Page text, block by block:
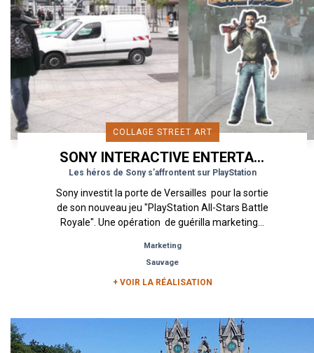
COLLAGE STREET ART
SONY INTERACTIVE ENTERTAINMENT
Les héros de Sony s’affrontent sur PlayStation
Sony investit la porte de Versailles pour la sortie
de son nouveau jeu "PlayStation All-Stars Battle
Royale". Une opération de guérilla marketing...
Marketing
Sauvage
+ VOIR LA RÉALISATION